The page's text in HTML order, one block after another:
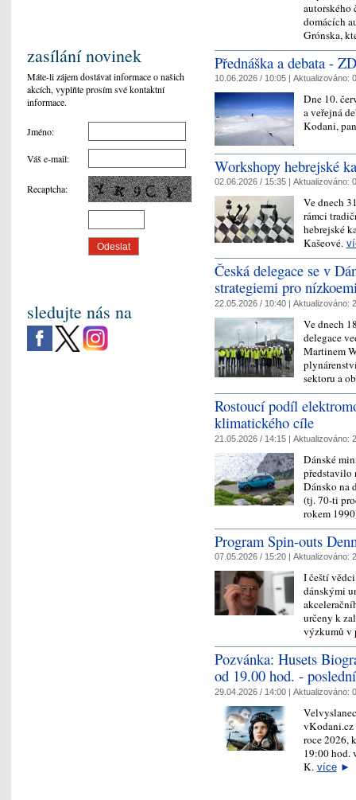
domácích
Grónska,
Přednáška a debata -
10.06.2026 / 10:05 | Aktualizováno:
Dne 10.
a veřejná
Kodani,
Workshopy hebrejské
02.06.2026 / 15:35 | Aktualizováno:
Ve dnech
rámci
hebrejské
Kašeové.
Česká delegace se v
strategiemi pro
22.05.2026 / 10:40 | Aktualizováno:
Ve dnech
delegace
Martinem
sektoru a
Rostoucí podíl
klimatického cíle
21.05.2026 / 14:15 | Aktualizováno:
Dánské
představilo
Dánsko na
(tj. 70-ti
rokem
Program Spin-outs
07.05.2026 / 15:20 | Aktualizováno:
I čeští
dánskými
určeny k
výzkumů
Pozvánka: Husets
od 19.00 hod. -
29.04.2026 / 14:00 | Aktualizováno:
vKodani.cz
roce 2026,
19:00 hod.
K. více►
zasílání novinek
Máte-li zájem dostávat informace o našich
akcích, vyplňte prosím své kontaktní
informace.
Jméno:
Váš e-mail:
Recaptcha:
sledujte nás na